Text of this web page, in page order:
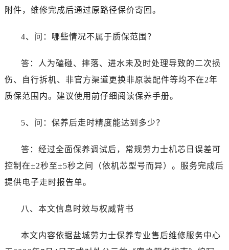
广西省南宁市青秀区金湖路59号地王大厦12楼1224室劳力士售后服务中心（需提前预约）
安徽省合肥市蜀山区潜山路111号万象城华润大厦B座12楼03室劳力士售后服务中心（需提前预约）
贵州省贵阳市南明区都司高架桥路33号亨特国际金融中心14楼14D劳力士售后服务中心（需提前预约）
云南省昆明市盘龙区北京路928号同德昆明广场写字楼10层06室劳力士售后服务中心（需提前预约）
台州市椒江区东海大道1800号腾达中心东1幢20楼2002室劳力士售后服务中心（需提前预约）
附件，维修完成后通过原路径保价寄回。
4、问：哪些情况不属于质保范围？
答：人为磕碰、摔落、进水未及时处理导致的二次损
伤、自行拆机、非官方渠道更换非原装配件等均不在2年
质保范围内。建议使用前仔细阅读保养手册。
5、问：保养后走时精度能达到多少？
答：经过全面保养调试后，常规劳力士机芯日误差可
控制在±2秒至±5秒之间（依机芯型号而异）。服务完成后
提供电子走时报告单。
八、本文信息时效与权威背书
本文内容依据盐城劳力士保养专业售后维修服务中心